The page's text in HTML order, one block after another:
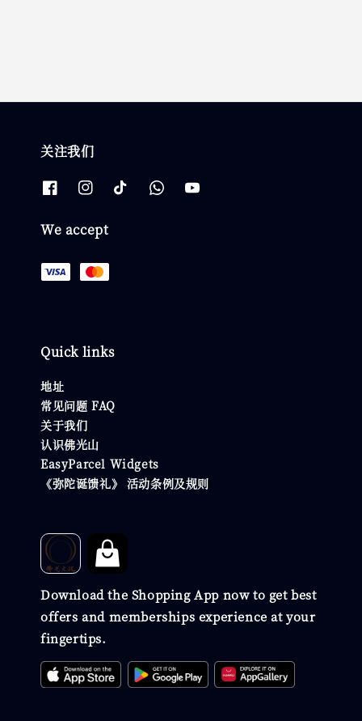
关注我们
We accept
Quick links
地址
常见问题 FAQ
关于我们
认识佛光山
EasyParcel Widgets
《弥陀诞馈礼》 活动条例及规则
Download the Shopping App now to get best
offers and memberships experience at your
fingertips.